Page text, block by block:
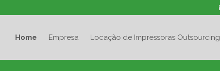
Home Empresa Locação de Impressoras Outsourcing